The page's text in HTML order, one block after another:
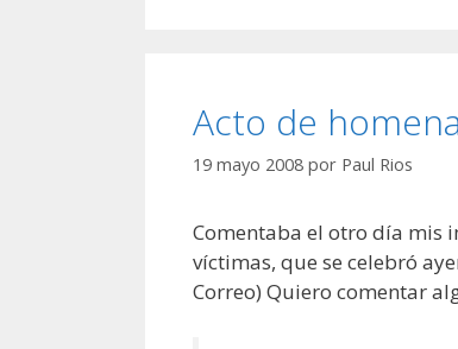
Acto de
19 mayo 2008 por Paul Rios
Comentaba el otro día mis
víctimas, que se celebró
Correo) Quiero comentar